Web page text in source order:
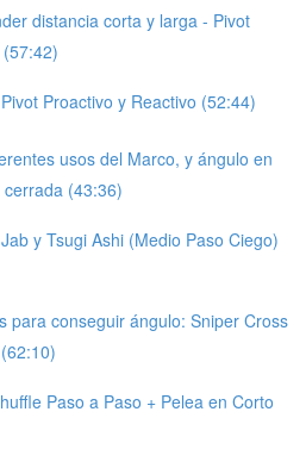
distancia corta y larga - Pivot
Proactivo y Reactivo (52:44)
usos del Marco, y ángulo en
(43:36)
y Tsugi Ashi (Medio Paso Ciego)
para conseguir ángulo: Sniper Cross
Paso a Paso + Pelea en Corto